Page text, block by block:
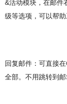
&活动模块，在邮件
级等选项，可以帮
回复邮件：可直接
全部。不用跳转到邮